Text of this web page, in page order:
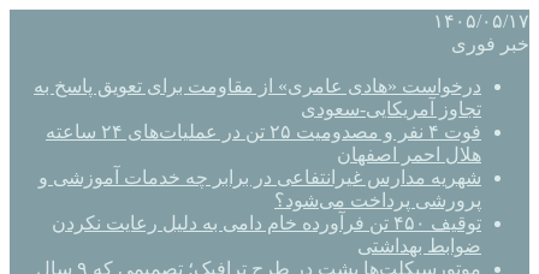
۱۴۰۵/۰۵/۱۷
خبر فوری
درخواست «هادی عامری» از مقاومت برای تعویق پاسخ به
تجاوز آمریکایی-سعودی
فوت ۴ نفر و مصدومیت ۲۵ تن در عملیات‌های ۲۴ ساعته
هلال احمر اصفهان
شهریه مدارس غیرانتفاعی در برابر چه خدمات آموزشی و
پرورشی پرداخت می‌شود؟
توقیف ۴۵۰ تن فرآورده خام دامی به دلیل رعایت نکردن
ضوابط بهداشتی
موتورسیکلت‌ها پشت درِ طرح ترافیک؛ تصمیمی که ۹ سال